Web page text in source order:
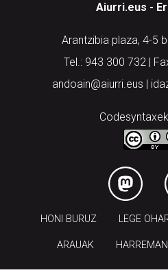
Aiurri.eus -
Arantzibia plaza, 4-5
Tel.: 943 300 732 |
andoain@aiurri.eus |
HONI BURUZ LEGE
ARAUAK